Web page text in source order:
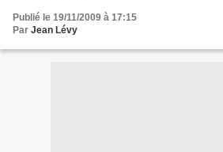
Publié le 19/11/2009 à 17:15
Par Jean Lévy